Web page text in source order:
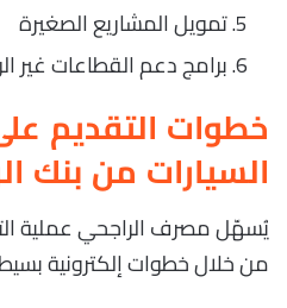
تمويل المشاريع الصغيرة
برامج دعم القطاعات غير
خطوات التقديم
السيارات من بنك
يُسهّل مصرف الراجحي عملية
من خلال خطوات إلكترونية